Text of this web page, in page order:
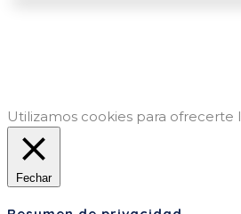
Utilizamos cookies para ofrecerte
Fechar